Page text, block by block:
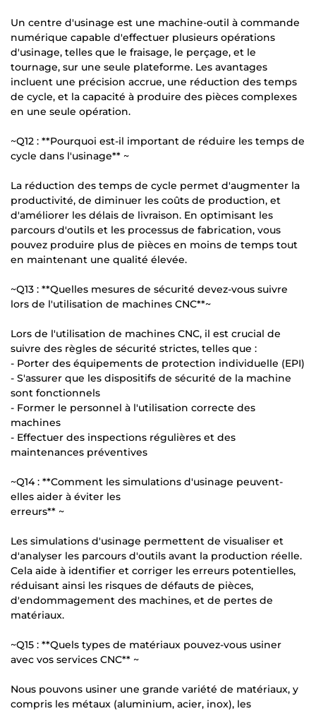
Un centre d'usinage est une machine-outil à commande
numérique capable d'effectuer plusieurs opérations
d'usinage, telles que le fraisage, le perçage, et le
tournage, sur une seule plateforme. Les avantages
incluent une précision accrue, une réduction des temps
de cycle, et la capacité à produire des pièces complexes
en une seule opération.
~Q12 : **Pourquoi est-il important de réduire les temps de
cycle dans l'usinage** ~
La réduction des temps de cycle permet d'augmenter la
productivité, de diminuer les coûts de production, et
d'améliorer les délais de livraison. En optimisant les
parcours d'outils et les processus de fabrication, vous
pouvez produire plus de pièces en moins de temps tout
en maintenant une qualité élevée.
~Q13 : **Quelles mesures de sécurité devez-vous suivre
lors de l'utilisation de machines CNC**~
Lors de l'utilisation de machines CNC, il est crucial de
suivre des règles de sécurité strictes, telles que :
- Porter des équipements de protection individuelle (EPI)
- S'assurer que les dispositifs de sécurité de la machine
sont fonctionnels
- Former le personnel à l'utilisation correcte des
machines
- Effectuer des inspections régulières et des
maintenances préventives
~Q14 : **Comment les simulations d'usinage peuvent-
elles aider à éviter les
erreurs** ~
Les simulations d'usinage permettent de visualiser et
d'analyser les parcours d'outils avant la production réelle.
Cela aide à identifier et corriger les erreurs potentielles,
réduisant ainsi les risques de défauts de pièces,
d'endommagement des machines, et de pertes de
matériaux.
~Q15 : **Quels types de matériaux pouvez-vous usiner
avec vos services CNC** ~
Nous pouvons usiner une grande variété de matériaux, y
compris les métaux (aluminium, acier, inox), les